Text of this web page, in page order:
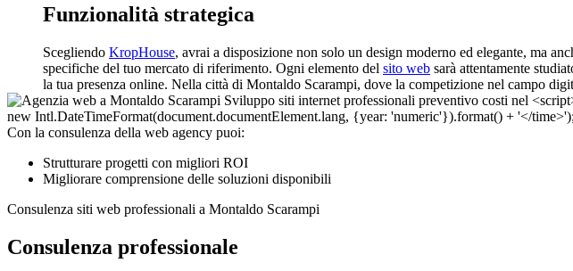
Funzionalità strategica
Scegliendo KropHouse, avrai a disposizione non solo un design moderno ed elegante, ma
specifiche del tuo mercato di riferimento. Ogni elemento del sito web sarà attentamente
la tua presenza online. Nella città di Montaldo Scarampi, dove la competizione nel campo
Con la consulenza della web agency puoi:
Strutturare progetti con migliori ROI
Migliorare comprensione delle soluzioni disponibili
Consulenza siti web professionali a Montaldo Scarampi
Consulenza professionale